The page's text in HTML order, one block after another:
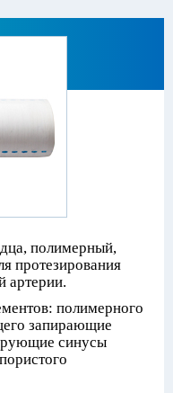
полимерный,
протезирования
артерии.
полимерного
запирающие
синусы